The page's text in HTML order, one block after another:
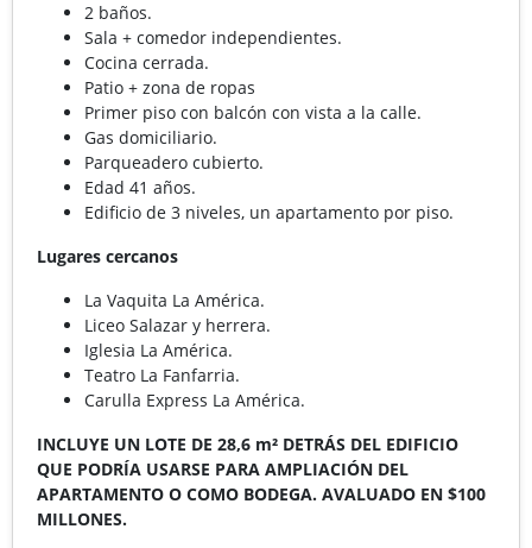
2 baños.
Sala + comedor independientes.
Cocina cerrada.
Patio + zona de ropas
Primer piso con balcón con vista a la calle.
Gas domiciliario.
Parqueadero cubierto.
Edad 41 años.
Edificio de 3 niveles, un apartamento por piso.
Lugares cercanos
La Vaquita La América.
Liceo Salazar y herrera.
Iglesia La América.
Teatro La Fanfarria.
Carulla Express La América.
INCLUYE UN LOTE DE 28,6 m² DETRÁS DEL EDIFICIO
QUE PODRÍA USARSE PARA AMPLIACIÓN DEL
APARTAMENTO O COMO BODEGA. AVALUADO EN $100
MILLONES.